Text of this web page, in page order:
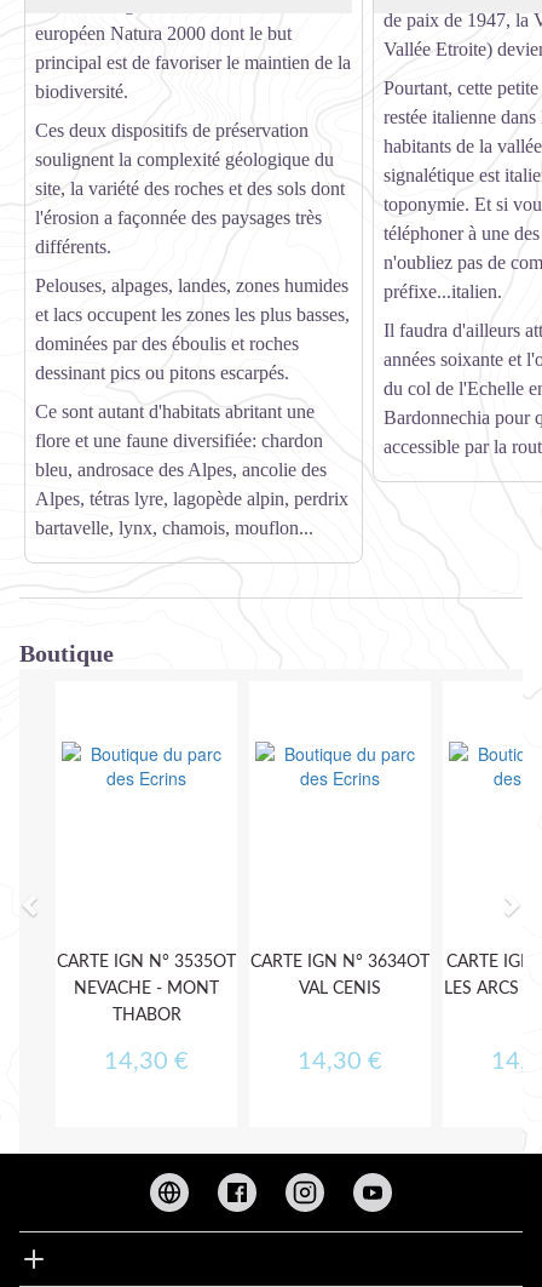
européen Natura 2000 dont le but
principal est de favoriser le maintien de la
biodiversité.
Ces deux dispositifs de préservation
soulignent la complexité géologique du
site, la variété des roches et des sols dont
l'érosion a façonnée des paysages très
différents.
Pelouses, alpages, landes, zones humides
et lacs occupent les zones les plus basses,
dominées par des éboulis et roches
dessinant pics ou pitons escarpés.
Ce sont autant d'habitats abritant une
flore et une faune diversifiée: chardon
bleu, androsace des Alpes, ancolie des
Alpes, tétras lyre, lagopède alpin, perdrix
bartavelle, lynx, chamois, mouflon...
de paix de 1947, la
Vallée Etroite)
Pourtant, cette
restée italienne
habitants de la
signalétique est
toponymie. Et si
téléphoner à une
n'oubliez pas de
préfixe...italien.
Il faudra d'ailleurs
années soixante et
du col de l'Echelle
Bardonnechia pour
accessible par la
Boutique